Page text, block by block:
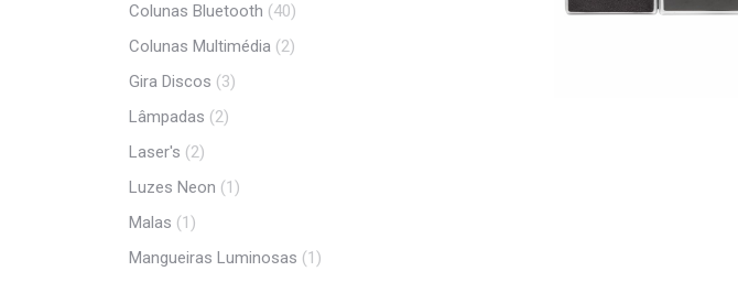
Colunas Bluetooth (40)
Colunas Multimédia (2)
Gira Discos (3)
Lâmpadas (2)
Laser's (2)
Luzes Neon (1)
Malas (1)
Mangueiras Luminosas (1)